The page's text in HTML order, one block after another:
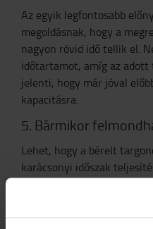
Az egyik legfontosabb
megoldásnak, hogy a
nagyon rövid idő tellik el.
időtartamot, amíg az
jelenti, hogy már jóval
kapacitásra.
5. Bármikor
Lehet, hogy a bérelt
karácsonyi időszak
amikor a forgalom